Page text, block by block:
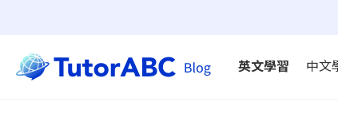
英文學習 中文